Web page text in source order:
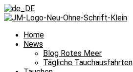
Home
News
Blog Rotes Meer
Tägliche Tauchausfahrten